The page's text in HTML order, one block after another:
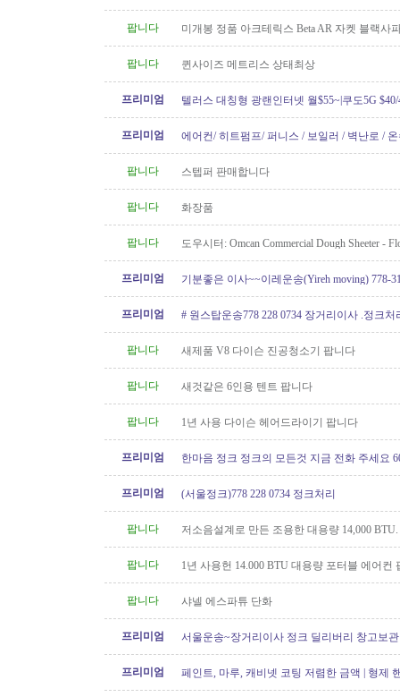
팝니다
미개봉 정품 아크테릭스 Beta AR 자켓 블랙사
팝니다
퀸사이즈 메트리스 상태최상
프리미엄
텔러스 대칭형 광랜인터넷 월$55~|쿠도5G $40/
프리미엄
에어컨/ 히트펌프/ 퍼니스 / 보일러 / 벽난로 /
팝니다
스텝퍼 판매합니다
팝니다 화장품
팝니다
도우시터: Omcan Commercial Dough Sheeter -
프리미엄
기분좋은 이사~~이레운송(Yireh moving) 778-
프리미엄 # 원스탑운송778 228 0734 장거리이사 .정크처
팝니다 새제품 V8 다이슨 진공청소기 팝니다
팝니다 새것같은 6인용 텐트 팝니다
팝니다 1년 사용 다이슨 헤어드라이기 팝니다
프리미엄 한마음 정크 정크의 모든것 지금 전화 주세요
프리미엄 (서울정크)778 228 0734 정크처리
팝니다
저소음설계로 만든 조용한 대용량 14,000
팝니다
1년 사용헌 14.000 BTU 대용량 포터블 에어컨
팝니다 샤넬 에스파튜 단화
프리미엄
서울운송~장거리이사 정크 딜리버리 창고보관
프리미엄
페인트, 마루, 캐비넷 코팅 저렴한 금액 | 형제